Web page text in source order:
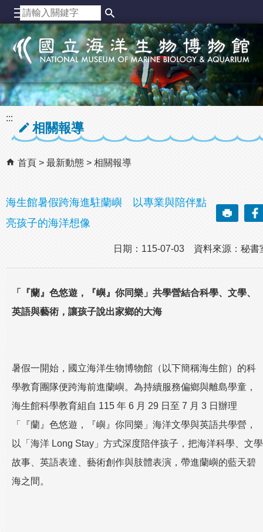
跳到主要內容區塊
:::
相關報導
首頁 最新動態 相關報導
海生館暑假跨海進駐蘭嶼 以專業與陪伴點
亮孩子的海洋想像
日期：115-07-03 資料來源：秘書
「『蘭』色悠遊，『嶼』你同樂」共學營結合科學、文學、
英語與藝術，讓孩子說出家鄉的大海
暑假一開始，國立海洋生物博物館（以下簡稱海生館）的科
學教育團隊便跨海前進蘭嶼。為持續服務偏鄉與離島學童，
海生館科學教育組自 115 年 6 月 29 日至 7 月 3 日辦理
「『蘭』色悠遊，『嶼』你同樂」海洋文學與英語共學營，
以「海洋 Long Stay」方式深度陪伴孩子，把海洋科學、文學
故事、英語表達、藝術創作與肢體表演，帶進蘭嶼的藍天碧
海之間。